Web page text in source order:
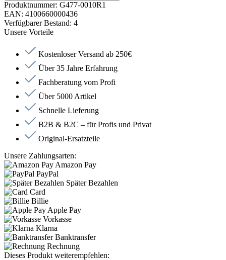
Produktnummer: G477-0010R1
EAN: 4100660000436
Verfügbarer Bestand: 4
Unsere Vorteile
Kostenloser Versand ab 250€
Über 35 Jahre Erfahrung
Fachberatung vom Profi
Über 5000 Artikel
Schnelle Lieferung
B2B & B2C – für Profis und Privat
Original-Ersatzteile
Unsere Zahlungsarten:
Amazon Pay
PayPal
Später Bezahlen
Card
Billie
Apple Pay
Vorkasse
Klarna
Banktransfer
Rechnung
Dieses Produkt weiterempfehlen: